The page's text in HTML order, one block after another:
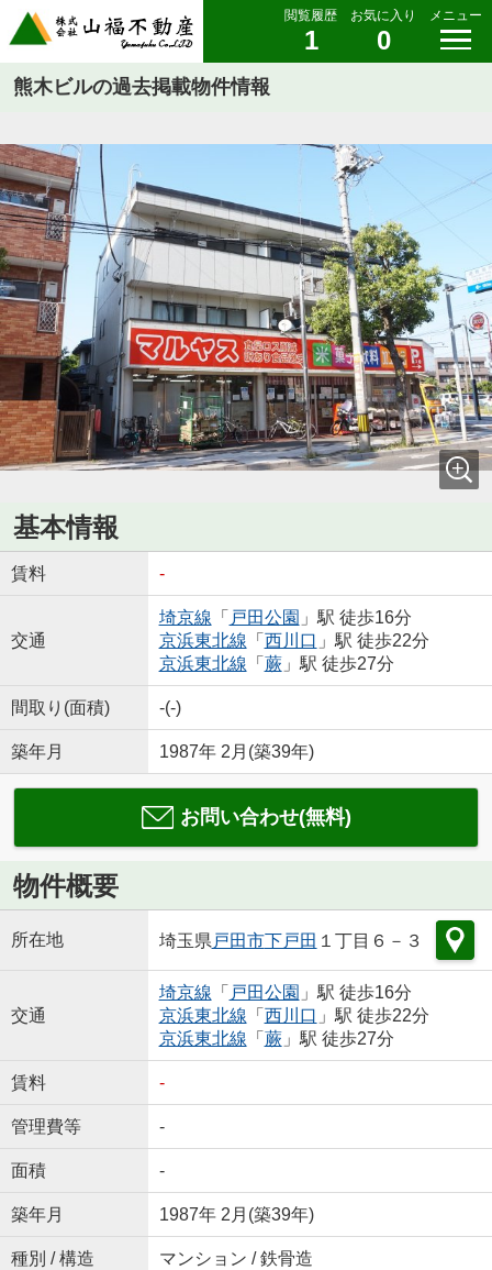
閲覧履歴
1
お気に入り
0
メニュー
熊木ビルの過去掲載物件情報
基本情報
賃料 -
交通
埼京線 「 戸田公園 」駅 徒歩16分
京浜東北線 「 西川口 」駅 徒歩22分
京浜東北線 「 蕨」駅 徒歩27分
間取り(面積) -(-)
築年月 1987年 2月(築39年)
お問い合わせ(無料)
物件概要
所在地 埼玉県 戸田市下戸田 １丁目６－３
交通
埼京線 「 戸田公園 」駅 徒歩16分
京浜東北線 「 西川口 」駅 徒歩22分
京浜東北線 「 蕨」駅 徒歩27分
賃料 -
管理費等 -
面積 -
築年月 1987年 2月(築39年)
種別 / 構造 マンション / 鉄骨造